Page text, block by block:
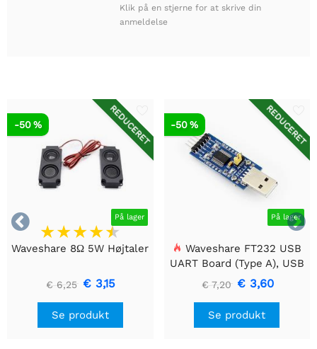
Klik på en stjerne for at skrive din
anmeldelse


REDUCERET
På lager
-50 %
Waveshare 8Ω 5W Højtaler
€ 6,25 € 3,15
Se produkt
REDUCERET
På lager
-50 %
Waveshare FT232 USB
UART Board (Type A), USB
til TTL (UART)
kommunikationsmodul
€ 7,20 € 3,60
Se produkt